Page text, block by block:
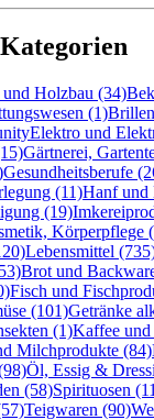
Holzbau (34)
(1)
Elektro und
Gärtnerei,
Gesundheitsberufe
(11)Hanf und
(19)
Körperpflege
Lebensmittel
Brot und
Fisch und
(101)Getränke
(1)Kaffee
Milchprodukte (84)
Öl, Essig &
(58)Spirituosen
Teigwaren (90)